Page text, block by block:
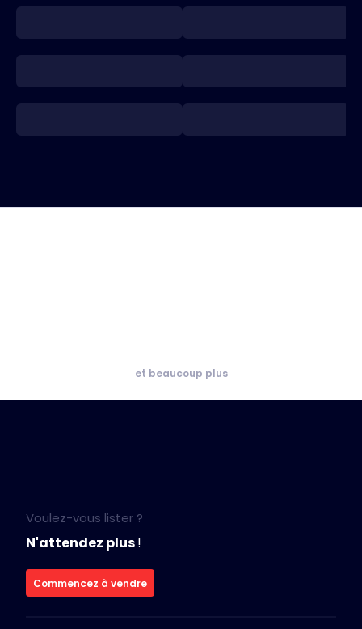
et beaucoup plus
Voulez-vous lister ?
N'attendez plus!
Commencez à vendre